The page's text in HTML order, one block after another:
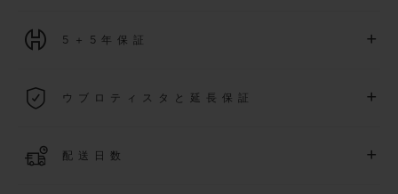
5＋5年保証 +
際保証が適用されます。
ウブロティスタと延長保証 +
月1 日以降に購入された時計を対象に、保証を
配送日数 +